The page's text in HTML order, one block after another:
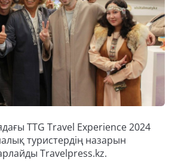
TTG Travel Experience 2024
туристердің назарын
Travelpress.kz.